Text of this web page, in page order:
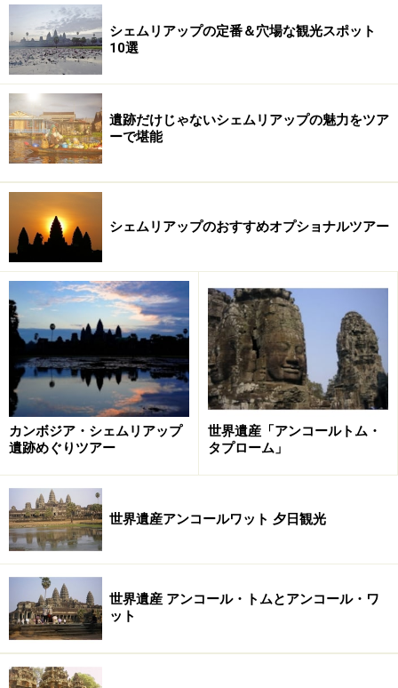
んいけてしまいます。現地の人々にとっては、ほとんど
水代わりといった感覚でしょうか。
この「アンコールビール」には、ラガータイプ以外に
も、2009年のMonde Selectionを受賞した黒ビールがあ
ります。ぜひ一度お試しを！
い。
※海外を訪れる際には最新情報の入手に努め、「
ホームページ
」を確認するなど、安全確保に十分注意を払ってく
ださい。
シェムリアップの定番＆穴場な観光スポット
10選
遺跡だけじゃないシェムリアップの魅力をツア
ーで堪能
シェムリアップのおすすめオプショナルツアー
カンボジア・シェムリアップ
遺跡めぐりツアー
世界遺産「アンコールトム・
タプローム」
世界遺産アンコールワット 夕日観光
世界遺産 アンコール・トムとアンコール・ワ
ット